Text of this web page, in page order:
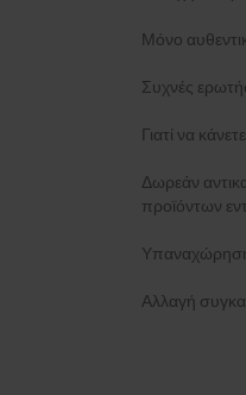
Μόνο
Συχνές
Γιατί να
Δωρεάν
προϊόντων
Αλλαγή